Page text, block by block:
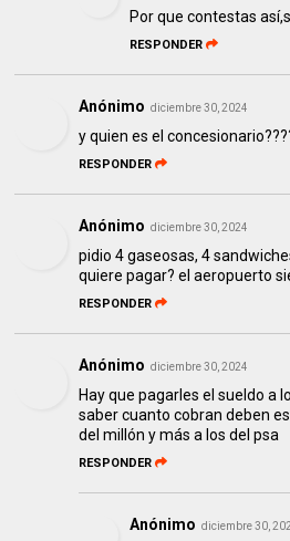
Por que contestas
RESPONDER
Anónimo diciembre 30, 2024
y quien es el
RESPONDER
Anónimo diciembre 30, 2024
pidio 4 gaseosas, 4
quiere pagar? el aeropuerto
RESPONDER
Anónimo diciembre 30, 2024
Hay que pagarles el sueldo a
saber cuanto cobran deben
del millón y más a los del psa
RESPONDER
Anónimo diciembre 30,